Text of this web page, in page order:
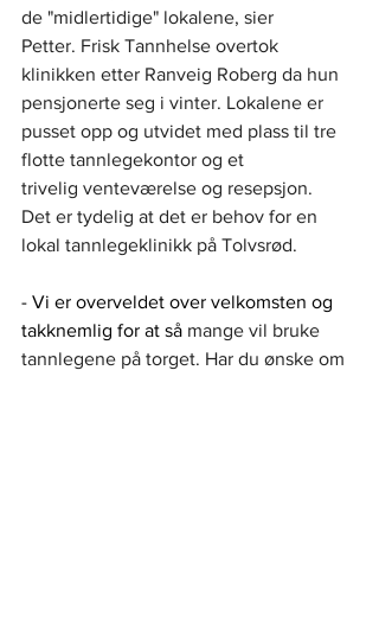
de "midlertidige" lokalene, sier
Petter. Frisk Tannhelse overtok
klinikken etter Ranveig Roberg da hun
pensjonerte seg i vinter. Lokalene er
pusset opp og utvidet med plass til tre
flotte tannlegekontor og et
trivelig venteværelse og resepsjon.
Det er tydelig at det er behov for en
lokal tannlegeklinikk på Tolvsrød.
- Vi er overveldet over velkomsten og
takknemlig for at så mange vil bruke
tannlegene på torget. Har du ønske om